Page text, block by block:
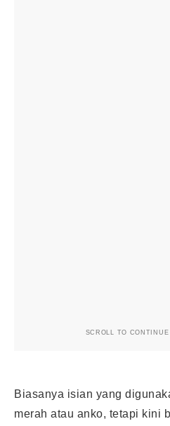
SCROLL TO
Biasanya isian yang
merah atau anko, tetapi kini